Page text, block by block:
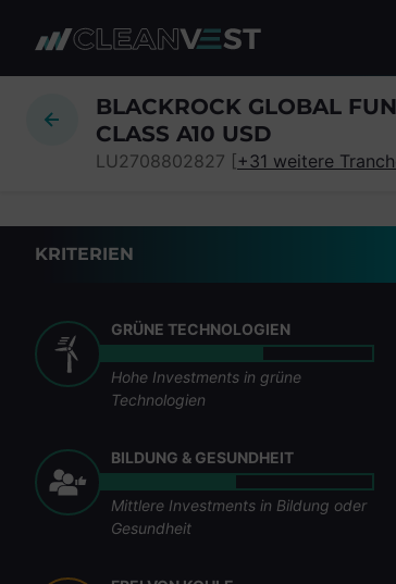
BLACKROCK GLOBAL
CLASS A10 USD
LU2708802827 [+31 weitere
KRITERIEN
GRÜNE TECHNOLOGIEN
Hohe Investments in grüne
Technologien
BILDUNG & GESUNDHEIT
Mittlere Investments in Bildung oder
Gesundheit